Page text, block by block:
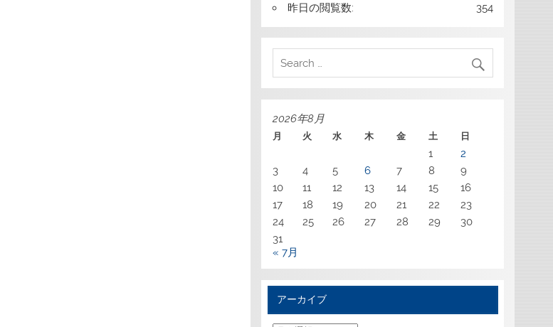
354
昨日の閲覧数:
2026年8月
月 火 水 木 金 土 日
1
2
3
4 5 6 7 8
9
10
11 12 13 14 15
16
17
18 19 20 21 22
23
24
25 26 27 28 29
30
31
« 7月
アーカイブ